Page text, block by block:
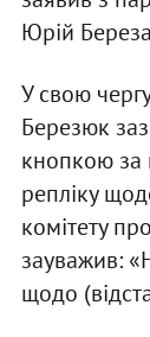
Юрій
У свою
Березюк
кнопкою за
репліку
комітету
зауважив:
щодо